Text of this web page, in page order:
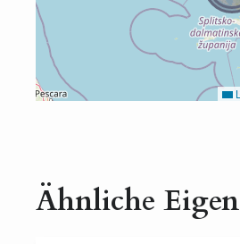
Ähnliche